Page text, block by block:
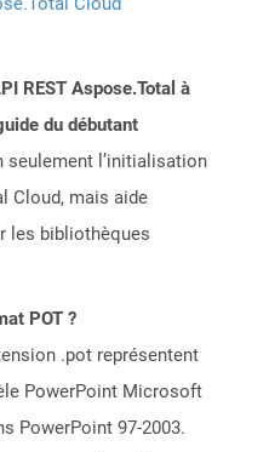
REST Aspose.Total à
du débutant
seulement l’initialisation
Cloud, mais aide
les bibliothèques
POT ?
.pot représentent
PowerPoint Microsoft
PowerPoint 97-2003.